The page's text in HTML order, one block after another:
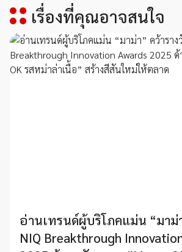
เรื่องที่คุณอาจสนใจ
อ่านเทรนด์ผู้บริโภคแม่น “มาม่
NIQ Breakthrough